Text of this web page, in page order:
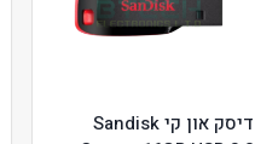
דיסק און קי Sandisk